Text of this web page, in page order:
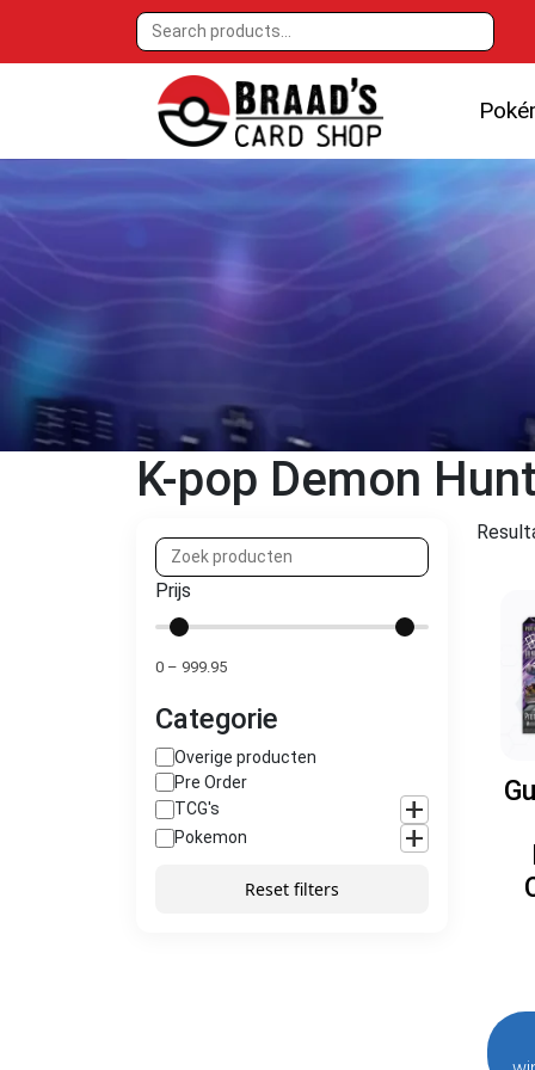
K-pop Demon
Prijs
0 – 999.95
Categorie
Overige producten
Pre Order
TCG's
+
Pokemon +
Reset filters